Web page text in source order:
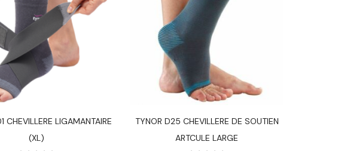
CHEVILLERE LIGAMANTAIRE
(XL)
TYNOR D25 CHEVILLERE DE SOUTIEN
ARTCULE LARGE